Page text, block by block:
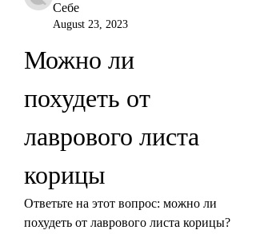
Себе
August 23, 2023
Можно ли
похудеть от
лаврового листа
корицы
Ответьте на этот вопрос: можно ли
похудеть от лаврового листа корицы?